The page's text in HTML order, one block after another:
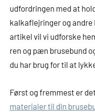
udfordringen med at
kalkaflejringer og
artikel vil vi udforske
ren og pæn brusebund
du har brug for til at
Først og fremmest er
materialer til din